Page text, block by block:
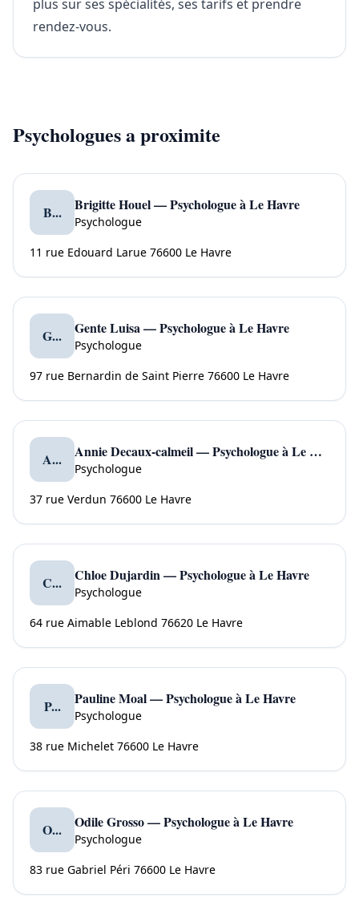
plus sur ses spécialités, ses tarifs et prendre
rendez-vous.
Psychologues a proximite
B... Brigitte Houel — Psychologue à Le Havre
Psychologue
11 rue Edouard Larue 76600 Le Havre
G... Gente Luisa — Psychologue à Le Havre
Psychologue
97 rue Bernardin de Saint Pierre 76600 Le Havre
A... Annie Decaux-calmeil — Psychologue à Le Havre
Psychologue
37 rue Verdun 76600 Le Havre
C... Chloe Dujardin — Psychologue à Le Havre
Psychologue
64 rue Aimable Leblond 76620 Le Havre
P... Pauline Moal — Psychologue à Le Havre
Psychologue
38 rue Michelet 76600 Le Havre
O... Odile Grosso — Psychologue à Le Havre
Psychologue
83 rue Gabriel Péri 76600 Le Havre